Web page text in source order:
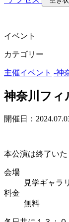
イベント
カテゴリー
主催イベント -神
神奈川フィ
開催日：
本公演は終了いた
会場
見学ギャラ
料金
無料